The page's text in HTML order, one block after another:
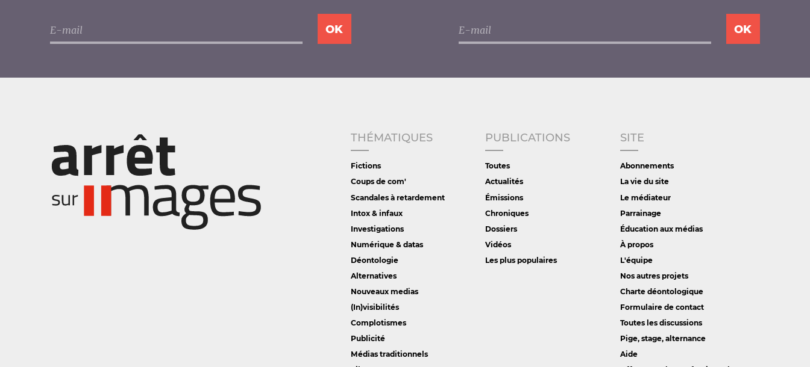
THÉMATIQUES
Fictions
Coups de com'
Scandales à retardement
Intox & infaux
Investigations
Numérique & datas
Déontologie
Alternatives
Nouveaux medias
(In)visibilités
Complotismes
Publicité
Médias traditionnels
PUBLICATIONS
Toutes
Actualités
Émissions
Chroniques
Dossiers
Vidéos
Les plus populaires
SITE
Abonnements
La vie du site
Le médiateur
Parrainage
Éducation aux médias
À propos
L'équipe
Nos autres projets
Charte déontologique
Formulaire de contact
Toutes les discussions
Pige, stage, alternance
Aide